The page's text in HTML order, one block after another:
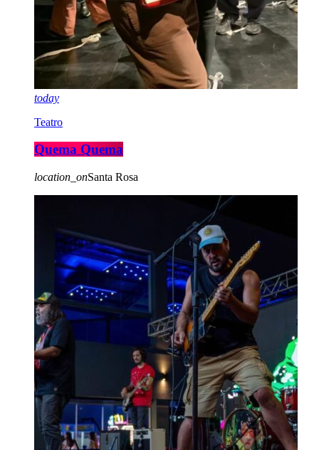
today
Teatro
Quema Quema
location_onSanta Rosa